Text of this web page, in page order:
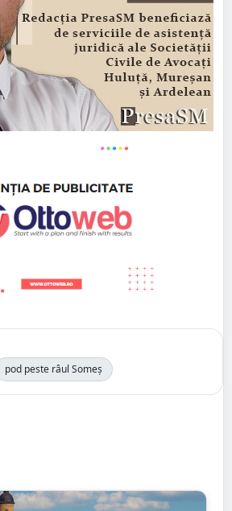
pod peste râul Someș